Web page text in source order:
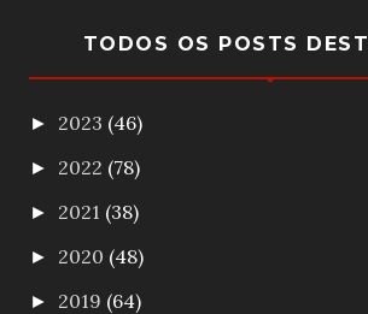
TODOS OS POSTS
► 2023 (46)
► 2022 (78)
► 2021 (38)
► 2020 (48)
► 2019 (64)